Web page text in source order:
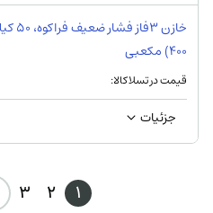
400) مکعبی
قیمت در تسلاکالا:
جزئیات
1
2
3